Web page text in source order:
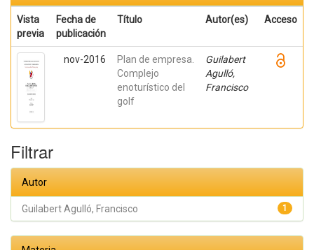
Vista
previa
Fecha de
publicación
Título Autor(es) Acceso
nov-2016
Plan de empresa.
Complejo
enoturístico del
golf
Guilabert
Agulló,
Francisco
Filtrar
Autor
1
Guilabert Agulló, Francisco